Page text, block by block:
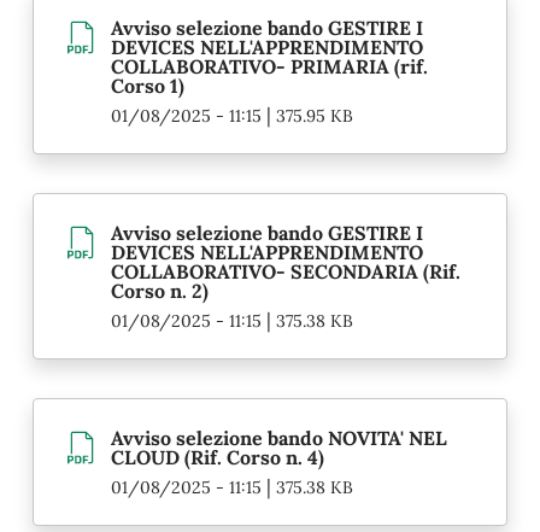
Avviso selezione bando GESTIRE I
DEVICES NELL'APPRENDIMENTO
COLLABORATIVO- PRIMARIA (rif.
Corso 1)
01/08/2025 - 11:15 | 375.95 KB
Avviso selezione bando GESTIRE I
DEVICES NELL'APPRENDIMENTO
COLLABORATIVO- SECONDARIA (Rif.
Corso n. 2)
01/08/2025 - 11:15 | 375.38 KB
Avviso selezione bando NOVITA' NEL
CLOUD (Rif. Corso n. 4)
01/08/2025 - 11:15 | 375.38 KB